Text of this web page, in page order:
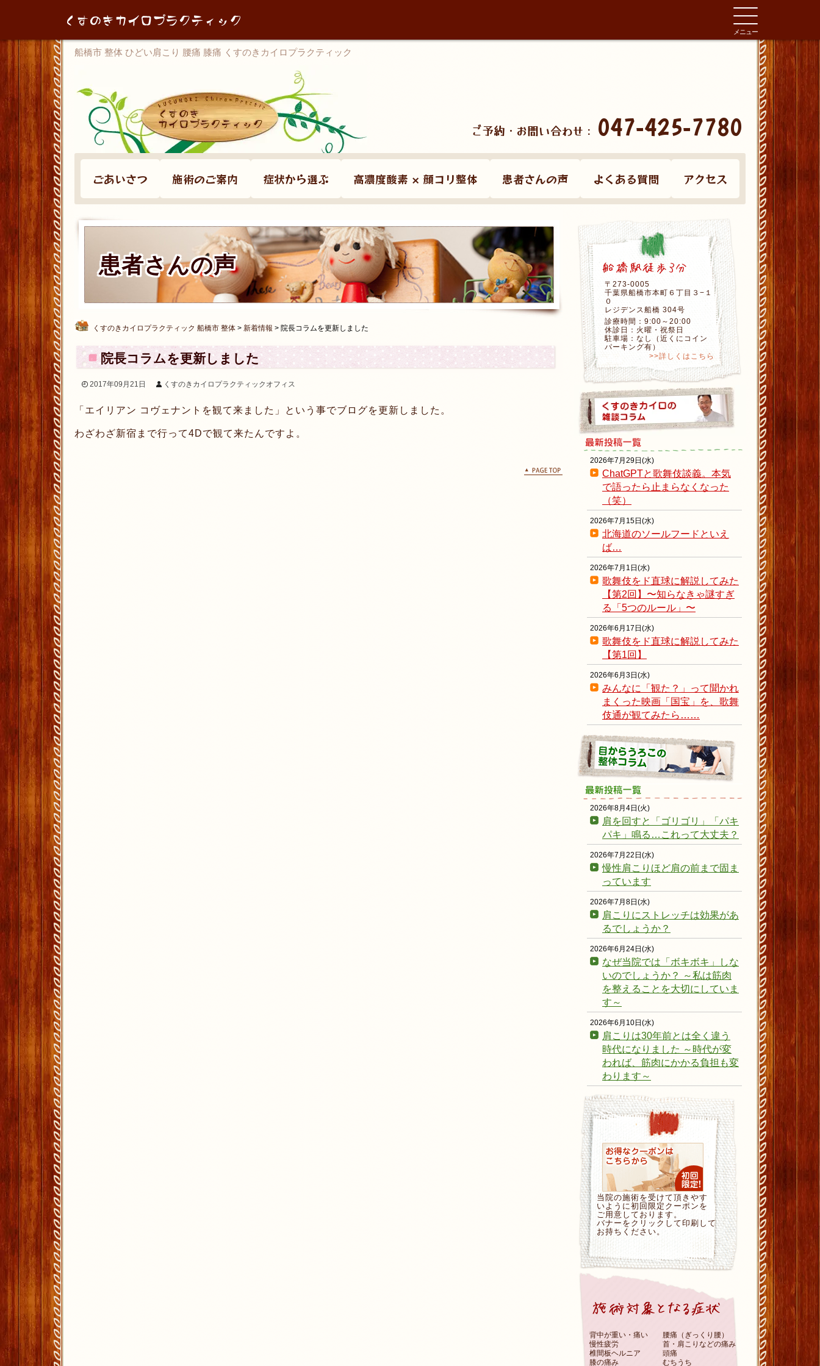
船橋市 整体 ひどい肩こり 腰痛 膝痛 くすのきカイロプラクティック
ご予約・お問い合わせ： 047-425-7780
ごあいさつ 施術のご案内 症状から選ぶ 高濃度酸素 × 顔コリ整体 患者さんの声 よくある質問 アクセス
患者さんの声
くすのきカイロプラクティック 船橋市 整体 > 新着情報 > 院長コラムを更新しました
院長コラムを更新しました
2017年09月21日 くすのきカイロプラクティックオフィス
「エイリアン コヴェナントを観て来ました」という事でブログを更新しました。
わざわざ新宿まで行って4Dで観て来たんですよ。
ページの先頭に戻る
〒273-0005
千葉県船橋市本町６丁目３−１
０
レジデンス船橋 304号
診療時間：9:00～20:00
休診日：火曜・祝祭日
駐車場：なし（近くにコイン
パーキング有）
>>詳しくはこちら
2026年7月29日(水)
ChatGPTと歌舞伎談義。本気
で語ったら止まらなくなった
（笑）
2026年7月15日(水)
北海道のソールフードといえ
ば…
2026年7月1日(水)
歌舞伎をド直球に解説してみた
【第2回】〜知らなきゃ謎すぎ
る「5つのルール」〜
2026年6月17日(水)
歌舞伎をド直球に解説してみた
【第1回】
2026年6月3日(水)
みんなに「観た？」って聞かれ
まくった映画「国宝」を、歌舞
伎通が観てみたら……
2026年8月4日(火)
肩を回すと「ゴリゴリ」「パキ
パキ」鳴る…これって大丈夫？
2026年7月22日(水)
慢性肩こりほど肩の前まで固ま
っています
2026年7月8日(水)
肩こりにストレッチは効果があ
るでしょうか？
2026年6月24日(水)
なぜ当院では「ボキボキ」しな
いのでしょうか？ ～私は筋肉
を整えることを大切にしていま
す～
2026年6月10日(水)
肩こりは30年前とは全く違う
時代になりました ～時代が変
われば、筋肉にかかる負担も変
わります～
当院の施術を受けて頂きやす
いように初回限定クーポンを
ご用意しております。
バナーをクリックして印刷して
お持ちください。
背中が重い・痛い
腰痛（ぎっくり腰）
慢性疲労
首・肩こりなどの痛み
椎間板ヘルニア
頭痛
膝の痛み
むちうち
メニュー